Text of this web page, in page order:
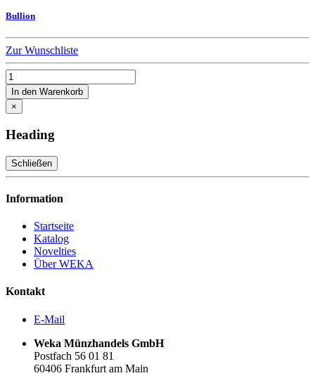
Bullion
Zur Wunschliste
In den Warenkorb
×
Heading
Schließen
Information
Startseite
Katalog
Novelties
Über WEKA
Kontakt
E-Mail
Weka Münzhandels GmbH
Postfach 56 01 81
60406 Frankfurt am Main